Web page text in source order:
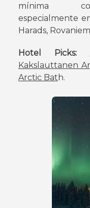
mínima
especialmente
Harads,
Hotel Picks:
Kakslauttanen
Arctic Bat h.